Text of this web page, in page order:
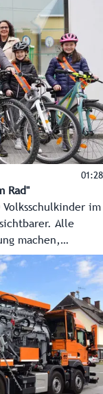
Austria ab
Gemeinde.
01:28
Rad"
Volksschulkinder im
Alle
machen,
sich die
Rif-Rehhof über